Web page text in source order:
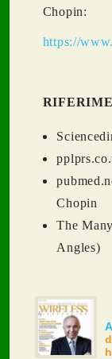
Chopin:
https://
Chopin
The
Angles)